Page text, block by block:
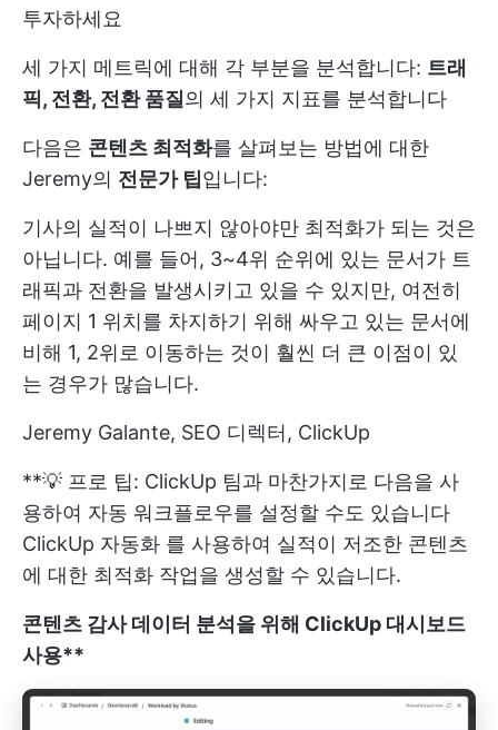
투자하세요
세 가지 메트릭에 대해 각 부분을 분석합니다: 트래
픽, 전환, 전환 품질 의 세 가지 지표를 분석합니다
다음은 콘텐츠 최적화를 살펴보는 방법에 대한
Jeremy의 전문가 팁입니다:
기사의 실적이 나쁘지 않아야만 최적화가 되는 것은
아닙니다. 예를 들어, 3~4위 순위에 있는 문서가 트
래픽과 전환을 발생시키고 있을 수 있지만, 여전히
페이지 1 위치를 차지하기 위해 싸우고 있는 문서에
비해 1, 2위로 이동하는 것이 훨씬 더 큰 이점이 있
는 경우가 많습니다.
Jeremy Galante, SEO 디렉터, ClickUp
**💡 프로 팁: ClickUp 팀과 마찬가지로 다음을 사
용하여 자동 워크플로우를 설정할 수도 있습니다
ClickUp 자동화 를 사용하여 실적이 저조한 콘텐츠
에 대한 최적화 작업을 생성할 수 있습니다.
콘텐츠 감사 데이터 분석을 위해 ClickUp 대시보드
사용**